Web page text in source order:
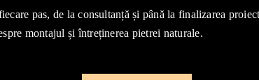
pas, de la consultanță și până la finalizarea
montajul și întreținerea pietrei naturale.